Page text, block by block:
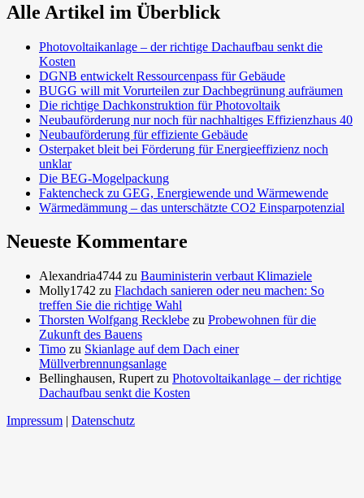
Alle Artikel im Überblick
Photovoltaikanlage – der richtige Dachaufbau senkt die
Kosten
DGNB entwickelt Ressourcenpass für Gebäude
BUGG will mit Vorurteilen zur Dachbegrünung aufräumen
Die richtige Dachkonstruktion für Photovoltaik
Neubauförderung nur noch für nachhaltiges Effizienzhaus 40
Neubauförderung für effiziente Gebäude
Osterpaket bleit bei Förderung für Energieeffizienz noch
unklar
Die BEG-Mogelpackung
Faktencheck zu GEG, Energiewende und Wärmewende
Wärmedämmung – das unterschätzte CO2 Einsparpotenzial
Neueste Kommentare
Alexandria4744 zu Bauministerin verbaut Klimaziele
Molly1742 zu Flachdach sanieren oder neu machen: So
treffen Sie die richtige Wahl
Thorsten Wolfgang Recklebe zu Probewohnen für die
Zukunft des Bauens
Timo zu Skianlage auf dem Dach einer
Müllverbrennungsanlage
Bellinghausen, Rupert zu Photovoltaikanlage – der richtige
Dachaufbau senkt die Kosten
Impressum | Datenschutz